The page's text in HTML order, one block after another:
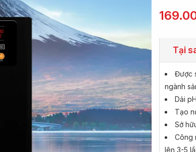
Tại
Được
ngành
Dải
Tạo
Sở
Công
lên 3-5